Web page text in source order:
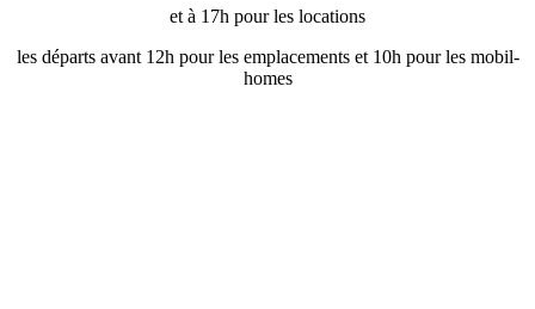
et à 17h pour les locations
les départs avant 12h pour les emplacements et 10h pour les mobil-
homes